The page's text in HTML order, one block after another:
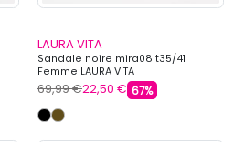
LAURA VITA
Sandale noire mira08 t35/41
Femme LAURA VITA
69,99 €22,50 € 67%